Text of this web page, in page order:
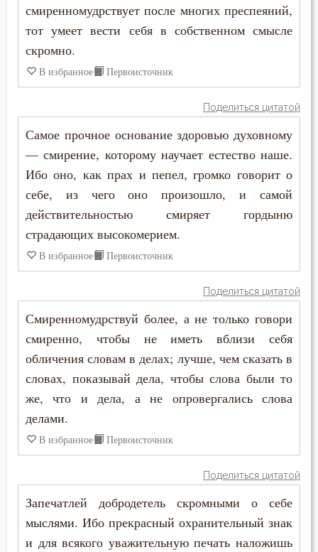
Обида
Обличение
Общение
Одежда
Оскорбление
Осуждение
Падение
Плоть
Подвижничество
Подготовка к смерти
Покаяние
Тихон Задонский
Фалассий Ливийский
Феогност
Феодор Эдесский
Феолипт Филадельфийский
Феофан Затворник
Феофил Антиохийский
Филарет Московский (Дроздов)
Филофей Синайский
смиренномудрствует после многих преспеяний,
тот умеет вести себя в собственном смысле
скромно.
В избранное Первоисточник
Поделиться цитатой
Самое прочное основание здоровью духовному
— смирение, которому научает естество наше.
Ибо оно, как прах и пепел, громко говорит о
себе, из чего оно произошло, и самой
действительностью смиряет гордыню
страдающих высокомерием.
В избранное Первоисточник
Поделиться цитатой
Смиренномудрствуй более, а не только говори
смиренно, чтобы не иметь вблизи себя
обличения словам в делах; лучше, чем сказать в
словах, показывай дела, чтобы слова были то
же, что и дела, а не опровергались слова
делами.
В избранное Первоисточник
Поделиться цитатой
Запечатлей добродетель скромными о себе
мыслями. Ибо прекрасный охранительный знак
и для всякого уважительную печать наложишь